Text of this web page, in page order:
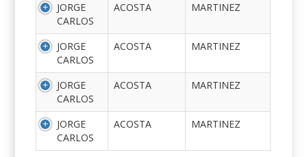
JORGE
CARLOS
ACOSTA MARTINEZ
JORGE
CARLOS
ACOSTA MARTINEZ
JORGE
CARLOS
ACOSTA MARTINEZ
JORGE
CARLOS
ACOSTA MARTINEZ